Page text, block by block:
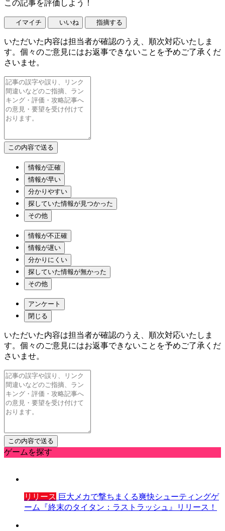
この記事を評価しよう！
イマイチ いいね 指摘する
いただいた内容は担当者が確認のうえ、順次対応いたしま
す。個々のご意見にはお返事できないことを予めご了承くだ
さいませ。
情報が正確
情報が早い
分かりやすい
探していた情報が見つかった
その他
情報が不正確
情報が遅い
分かりにくい
探していた情報が無かった
その他
アンケート
閉じる
いただいた内容は担当者が確認のうえ、順次対応いたしま
す。個々のご意見にはお返事できないことを予めご了承くだ
さいませ。
ゲームを探す
リリース 巨大メカで撃ちまくる爽快シューティングゲ
ーム『終末のタイタン：ラストラッシュ』リリース！